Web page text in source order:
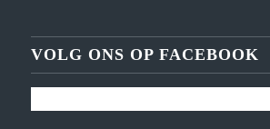
VOLG ONS OP FACEBOOK